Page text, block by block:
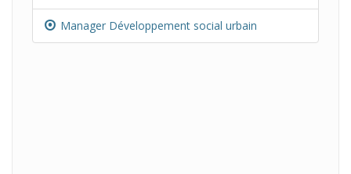
Manager Développement social urbain